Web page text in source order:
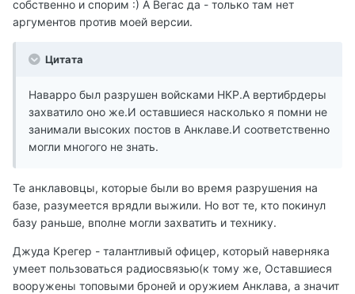
собственно и спорим :) А Вегас да - только там нет
аргументов против моей версии.
Цитата
Наварро был разрушен войсками НКР.А вертибрдеры
захватило оно же.И оставшиеся насколько я помни не
занимали высоких постов в Анклаве.И соответственно
могли многого не знать.
Те анклавовцы, которые были во время разрушения на
базе, разумеется врядли выжили. Но вот те, кто покинул
базу раньше, вполне могли захватить и технику.
Джуда Крегер - талантливый офицер, который наверняка
умеет пользоваться радиосвязью(к тому же, Оставшиеся
вооружены топовыми броней и оружием Анклава, а значит